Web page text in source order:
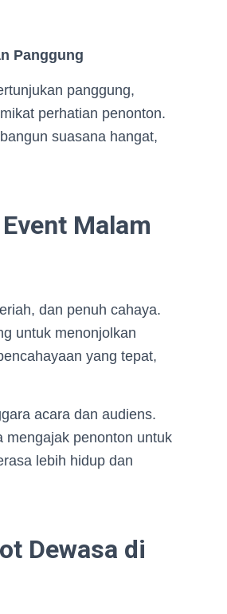
Panggung
panggung,
perhatian penonton.
suasana hangat,
Malam
dan penuh cahaya.
untuk menonjolkan
yang tepat,
acara dan audiens.
mengajak penonton untuk
lebih hidup dan
Dewasa di